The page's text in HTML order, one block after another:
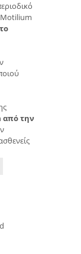
Motilium
από την